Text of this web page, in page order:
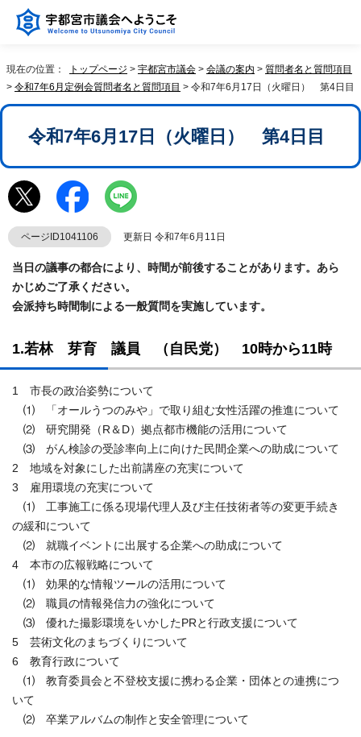
現在の位置： トップページ > 宇都宮市議会 > 会議の案内 > 質問者名と質問項目
> 令和7年6月定例会質問者名と質問項目 > 令和7年6月17日（火曜日） 第4日目
令和7年6月17日（火曜日） 第4日目
ページID1041106 更新日 令和7年6月11日
当日の議事の都合により、時間が前後することがあります。あら
かじめご了承ください。
会派持ち時間制による一般質問を実施しています。
1.若林 芽育 議員 （自民党） 10時から11時
1 市長の政治姿勢について
⑴ 「オールうつのみや」で取り組む女性活躍の推進について
⑵ 研究開発（R＆D）拠点都市機能の活用について
⑶ がん検診の受診率向上に向けた民間企業への助成について
2 地域を対象にした出前講座の充実について
3 雇用環境の充実について
⑴ 工事施工に係る現場代理人及び主任技術者等の変更手続き
の緩和について
⑵ 就職イベントに出展する企業への助成について
4 本市の広報戦略について
⑴ 効果的な情報ツールの活用について
⑵ 職員の情報発信力の強化について
⑶ 優れた撮影環境をいかしたPRと行政支援について
5 芸術文化のまちづくりについて
6 教育行政について
⑴ 教育委員会と不登校支援に携わる企業・団体との連携につ
いて
⑵ 卒業アルバムの制作と安全管理について